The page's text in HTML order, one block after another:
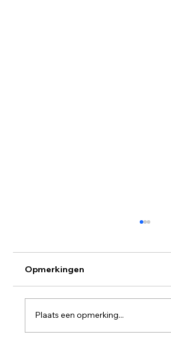
Opmerkingen
Plaats een opmerking...